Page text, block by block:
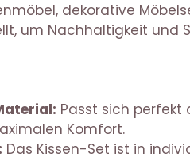
dekorative
um Nachhaltigkeit und
Passt sich perfekt
Komfort.
Das Kissen-Set ist in